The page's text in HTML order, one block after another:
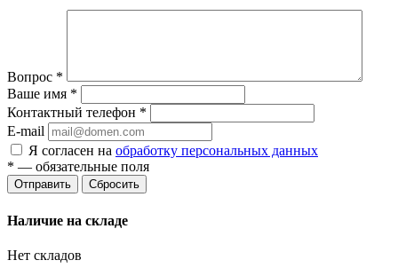
Вопрос *
Ваше имя *
Контактный телефон *
E-mail
Я согласен на обработку персональных данных
* — обязательные поля
Сбросить
Наличие на складе
Нет складов